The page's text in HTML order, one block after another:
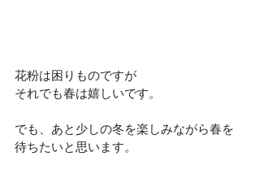
花粉は困りものですが
それでも春は嬉しいです。
でも、あと少しの冬を楽しみながら春を
待ちたいと思います。